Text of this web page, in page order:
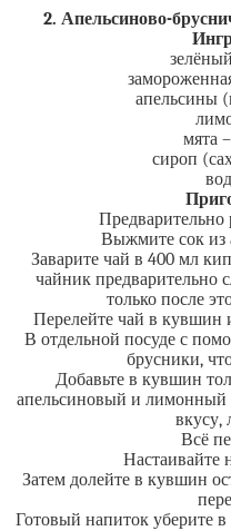
2. Апельсиново-
апельсины
мята
сироп
Предварительно
Выжмите сок из
Заварите чай в 400 мл
чайник предварительно
только после
Перелейте чай в кувшин
В отдельной посуде с
брусники,
Добавьте в кувшин
апельсиновый и лимонный
вкусу,
Всё
Настаивайте
Затем долейте в кувшин
Готовый напиток уберите в